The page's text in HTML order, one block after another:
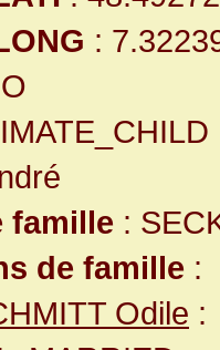
:
famille :
de famille :
Odile :